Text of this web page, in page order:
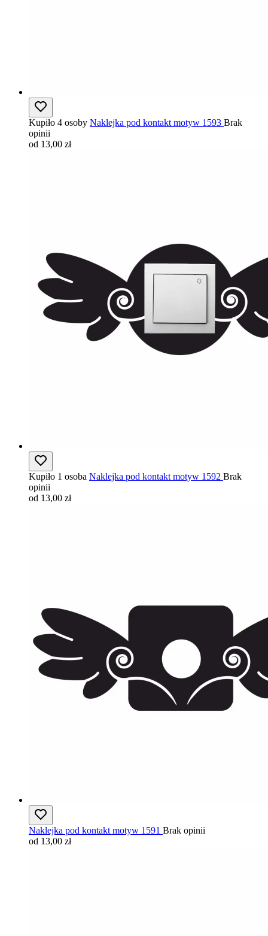
Kupiło 4 osoby Naklejka pod kontakt motyw 1593 Brak
opinii
od 13,00 zł
Kupiło 1 osoba Naklejka pod kontakt motyw 1592 Brak
opinii
od 13,00 zł
Naklejka pod kontakt motyw 1591 Brak opinii
od 13,00 zł